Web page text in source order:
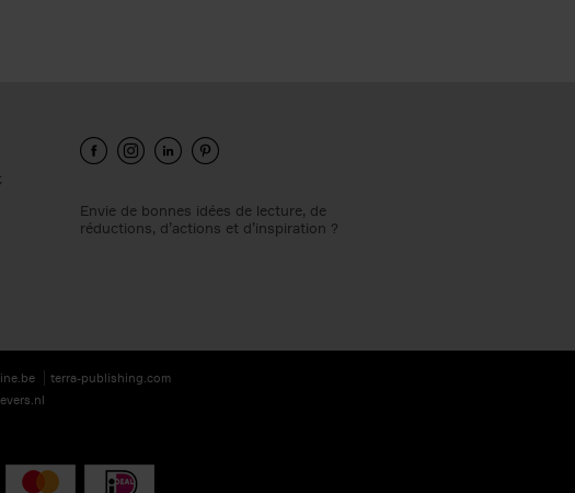
Envie de bonnes idées de lecture, de
réductions, d’actions et d’inspiration ?
terra-publishing.com